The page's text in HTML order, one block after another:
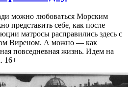
можно любоваться Морским
представить себе, как после
матросы расправились здесь с
Виреном. А можно — как
повседневная жизнь. Идем на
16+